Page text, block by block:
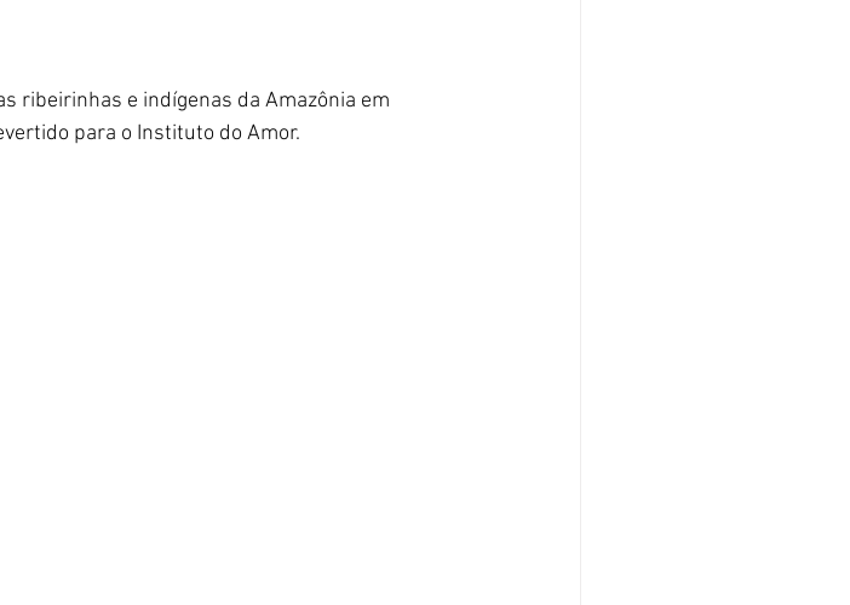
ribeirinhas e indígenas da Amazônia em
para o Instituto do Amor.